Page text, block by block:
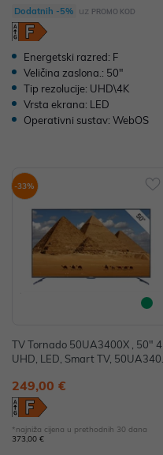
Dodatnih -5% uz PROMO KOD
Energetski razred: F
Veličina zaslona.: 50"
Tip rezolucije: UHD\4K
Vrsta ekrana: LED
Operativni sustav: WebOS
-33%
TV Tornado 50UA3400X , 50" 4K
UHD, LED, Smart TV, 50UA3400
249,00 €
*najniža cijena u prethodnih 30 dana
373,00 €